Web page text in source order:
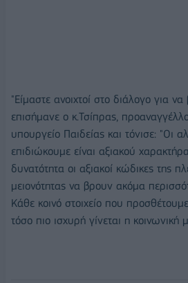
"Είμαστε ανοιχτοί στο διάλογο για
επισήμανε ο κ.Τσίπρας,
υπουργείο Παιδείας και τόνισε: "Οι
επιδιώκουμε είναι αξιακού
δυνατότητα οι αξιακοί κώδικες της
μειονότητας να βρουν ακόμα
Κάθε κοινό στοιχείο που
τόσο πιο ισχυρή γίνεται η κοινωνική